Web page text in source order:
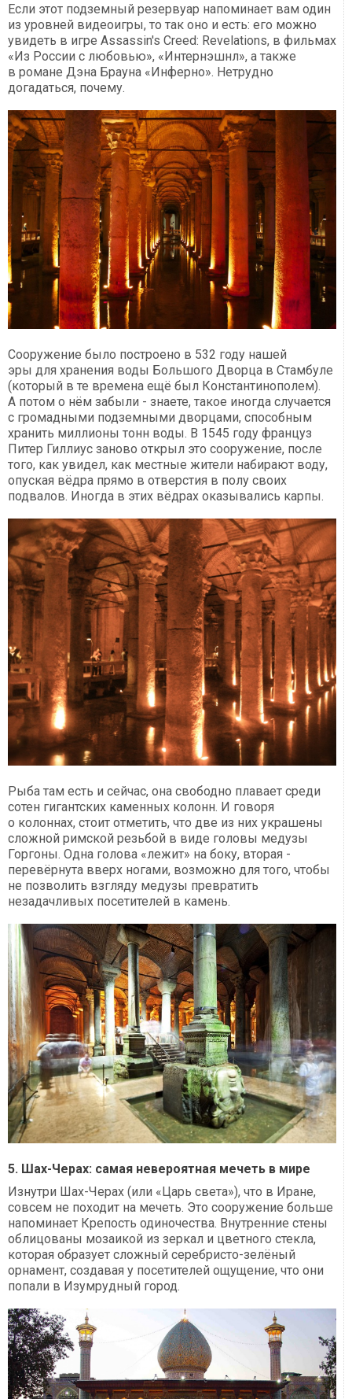
Если этот подземный резервуар напоминает вам один
из уровней видеоигры, то так оно и есть: его можно
увидеть в игре Assassin's Creed: Revelations, в фильмах
«Из России с любовью», «Интернэшнл», а также
в романе Дэна Брауна «Инферно». Нетрудно
догадаться, почему.
Сооружение было построено в 532 году нашей
эры для хранения воды Большого Дворца в Стамбуле
(который в те времена ещё был Константинополем).
А потом о нём забыли - знаете, такое иногда случается
с громадными подземными дворцами, способным
хранить миллионы тонн воды. В 1545 году француз
Питер Гиллиус заново открыл это сооружение, после
того, как увидел, как местные жители набирают воду,
опуская вёдра прямо в отверстия в полу своих
подвалов. Иногда в этих вёдрах оказывались карпы.
Рыба там есть и сейчас, она свободно плавает среди
сотен гигантских каменных колонн. И говоря
о колоннах, стоит отметить, что две из них украшены
сложной римской резьбой в виде головы медузы
Горгоны. Одна голова «лежит» на боку, вторая -
перевёрнута вверх ногами, возможно для того, чтобы
не позволить взгляду медузы превратить
незадачливых посетителей в камень.
5. Шах-Черах: самая невероятная мечеть в мире
Изнутри Шах-Черах (или «Царь света»), что в Иране,
совсем не походит на мечеть. Это сооружение больше
напоминает Крепость одиночества. Внутренние стены
облицованы мозаикой из зеркал и цветного стекла,
которая образует сложный серебристо-зелёный
орнамент, создавая у посетителей ощущение, что они
попали в Изумрудный город.